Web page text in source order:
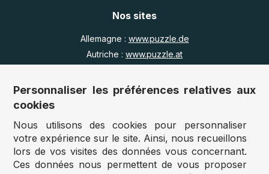
Nos sites
Allemagne : www.puzzle.de
Autriche : www.puzzle.at
Royaume Uni :
www.jigsawpuzzle.co.uk
Accès revendeurs / détaillants
Vous avez un magasin ?
Vous souhaitez accéder à nos prix revendeurs ?
Personnaliser les préférences relatives aux
cookies
Nous utilisons des cookies pour personnaliser
votre expérience sur le site. Ainsi, nous recueillons
lors de vos visites des données vous concernant.
Ces données nous permettent de vous proposer